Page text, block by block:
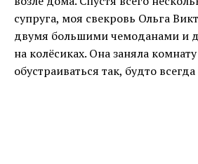
супруга, моя свекровь Ольга
двумя большими чемоданами и
на колёсиках. Она заняла
обустраиваться так, будто